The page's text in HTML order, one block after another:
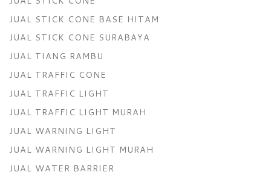
JUAL STICK CONE BASE HITAM
JUAL STICK CONE SURABAYA
JUAL TIANG RAMBU
JUAL TRAFFIC CONE
JUAL TRAFFIC LIGHT
JUAL TRAFFIC LIGHT MURAH
JUAL WARNING LIGHT
JUAL WARNING LIGHT MURAH
JUAL WATER BARRIER